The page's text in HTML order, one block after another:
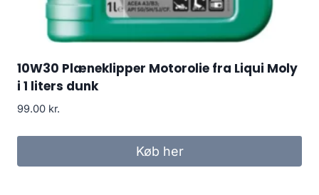
10W30 Plæneklipper Motorolie fra Liqui Moly
i 1 liters dunk
99.00 kr.
Køb her